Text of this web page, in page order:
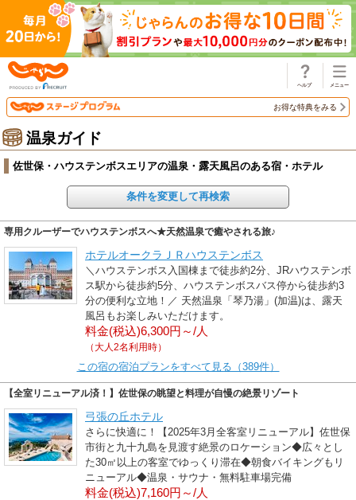
お得な特典をみる
温泉ガイド
佐世保・ハウステンボスエリアの温泉・露天風呂のある宿・ホテル
条件を変更して再検索
専用クルーザーでハウステンボスへ★天然温泉で癒やされる旅♪
ホテルオークラＪＲハウステンボス
＼ハウステンボス入国棟まで徒歩約2分、JRハウステンボ
ス駅から徒歩約5分、ハウステンボスバス停から徒歩約3
分の便利な立地！／ 天然温泉「琴乃湯」(加温)は、露天
風呂もお楽しみいただけます。
料金(税込)6,300円～/人
（大人2名利用時）
この宿の宿泊プランをすべて見る（389件）
【全室リニューアル済！】佐世保の眺望と料理が自慢の絶景リゾート
弓張の丘ホテル
さらに快適に！【2025年3月全客室リニューアル】佐世保
市街と九十九島を見渡す絶景のロケーション◆広々とし
た30㎡以上の客室でゆっくり滞在◆朝食バイキングもリ
ニューアル◆温泉・サウナ・無料駐車場完備
料金(税込)7,160円～/人